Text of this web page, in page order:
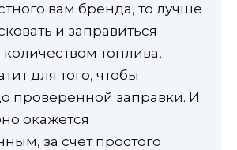
вам бренда, то лучше
и заправиться
топлива,
для того, чтобы
проверенной заправки. И
окажется
за счет простого